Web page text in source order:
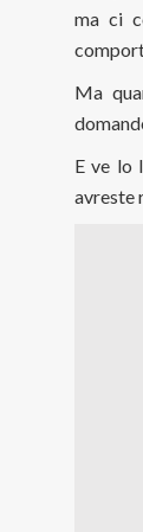
ma ci
Ma
E ve lo
avreste